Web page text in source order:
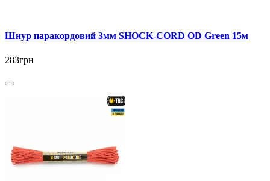
Шнур паракордовий 3мм SHOCK-CORD OD Green 15м
283грн